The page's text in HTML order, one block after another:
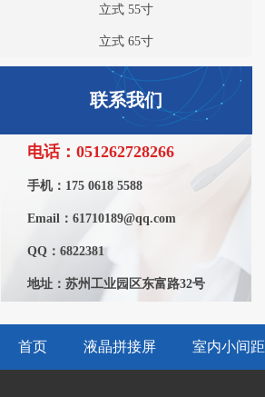
立式 55寸
立式 65寸
联系我们
电话：051262728266
手机：175 0618 5588
Email：61710189@qq.com
QQ：6822381
地址：苏州工业园区东富路32号
首页 液晶拼接屏 室内小间距